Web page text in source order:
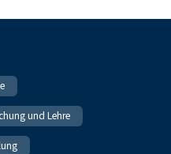
und Lehre